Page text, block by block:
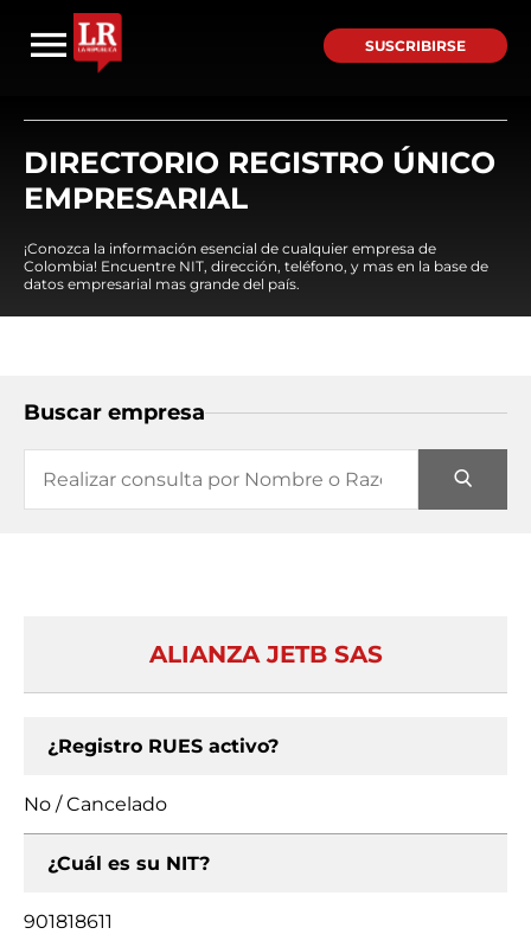
SUSCRIBIRSE
DIRECTORIO REGISTRO ÚNICO
EMPRESARIAL
¡Conozca la información esencial de cualquier empresa de
Colombia! Encuentre NIT, dirección, teléfono, y mas en la base de
datos empresarial mas grande del país.
Buscar empresa
ALIANZA JETB SAS
¿Registro RUES activo?
No / Cancelado
¿Cuál es su NIT?
901818611